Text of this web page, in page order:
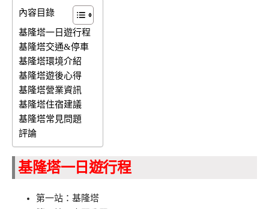
內容目錄
基隆塔一日遊行程
基隆塔交通&停車
基隆塔環境介紹
基隆塔遊後心得
基隆塔營業資訊
基隆塔住宿建議
基隆塔常見問題
評論
基隆塔一日遊行程
第一站：基隆塔